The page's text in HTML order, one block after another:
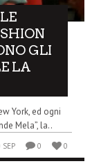
GLI
LA
York, ed ogni
Mela”, la..
SEP 0 0